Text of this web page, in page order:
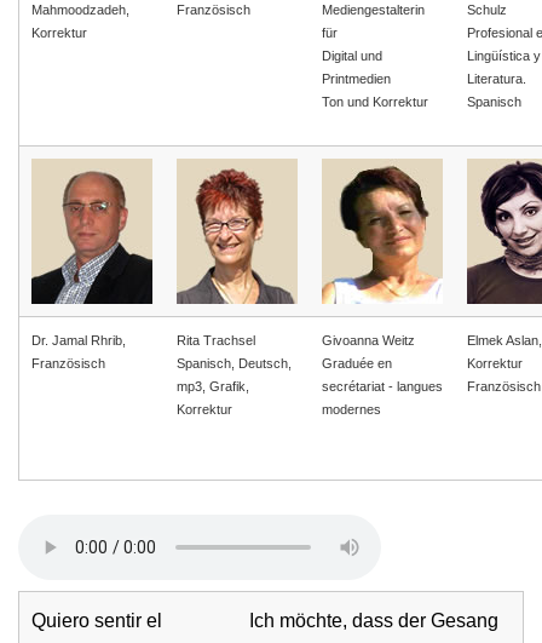
Mahmoodzadeh,
Korrektur
Französisch
Mediengestalterin
für
Digital und
Printmedien
Ton und Korrektur
Schulz
Profesional
Lingüística y
Literatura.
Spanisch
Dr. Jamal Rhrib,
Französisch
Rita Trachsel
Spanisch, Deutsch,
mp3, Grafik,
Korrektur
Givoanna Weitz
Graduée en
secrétariat - langues
modernes
Elmek Aslan,
Korrektur
Französisch
Quiero sentir el
Ich möchte, dass der Gesang